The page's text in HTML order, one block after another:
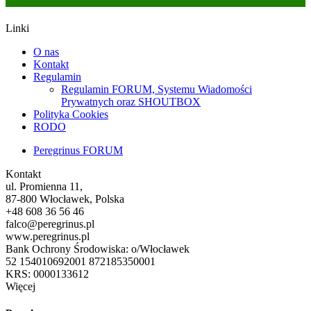
Linki
O nas
Kontakt
Regulamin
Regulamin FORUM, Systemu Wiadomości
Prywatnych oraz SHOUTBOX
Polityka Cookies
RODO
Peregrinus FORUM
Kontakt
ul. Promienna 11,
87-800 Włocławek, Polska
+48 608 36 56 46
falco@peregrinus.pl
www.peregrinus.pl
Bank Ochrony Środowiska: o/Włocławek
52 154010692001 872185350001
KRS: 0000133612
Więcej